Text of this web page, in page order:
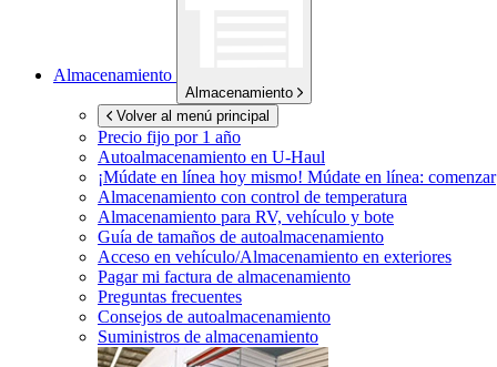
Almacenamiento
Almacenamiento
Volver al menú principal
Precio fijo por 1 año
Autoalmacenamiento en U-Haul
¡Múdate en línea hoy mismo! Múdate en línea: comenzar
Almacenamiento con control de temperatura
Almacenamiento para RV, vehículo y bote
Guía de tamaños de autoalmacenamiento
Acceso en vehículo/Almacenamiento en exteriores
Pagar mi factura de almacenamiento
Preguntas frecuentes
Consejos de autoalmacenamiento
Suministros de almacenamiento